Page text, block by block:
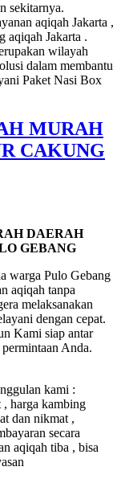
sekitarnya.
aqiqah Jakarta ,
aqiqah Jakarta .
wilayah
dalam membantu
Paket Nasi Box
MURAH
CAKUNG
DAERAH
GEBANG
Pulo Gebang
aqiqah tanpa
melaksanakan
dengan cepat.
Kami siap antar
Anda.
kami :
, harga kambing
dan nikmat ,
secara
aqiqah tiba , bisa